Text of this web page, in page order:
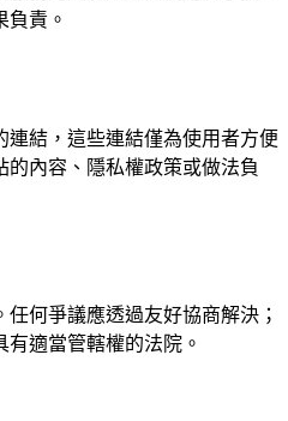
負責。
結，這些連結僅為使用者方便
內容、隱私權政策或做法負
何爭議應透過友好協商解決；
適當管轄權的法院。